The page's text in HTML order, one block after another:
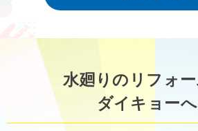
水廻りのリフォ
ダイキョーへ